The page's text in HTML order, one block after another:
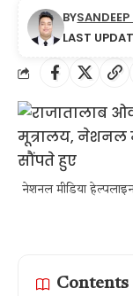
LAST
BY
नेशनल मीडिया
Contents